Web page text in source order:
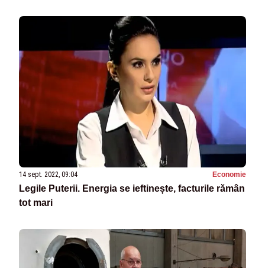
14 sept. 2022, 09:04 Economie
Legile Puterii. Energia se ieftinește, facturile rămân
tot mari